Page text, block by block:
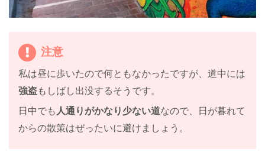
注意
私は昼に歩いたので何ともなかったですが、道中には
強盗もしばし出没するそうです。
日中でも 人通りがかなり少ない道なので、日が暮れて
からの散策はぜったいに避けましょう。